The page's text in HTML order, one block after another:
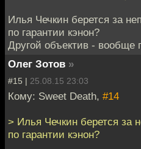
Илья Чечкин берется за
по гарантии кэнон?
Другой объектив - вообще
Олег Зотов »
#15 | 25.08.15 23:03
Кому: Sweet Death, #14
> Илья Чечкин берется за
по гарантии кэнон?